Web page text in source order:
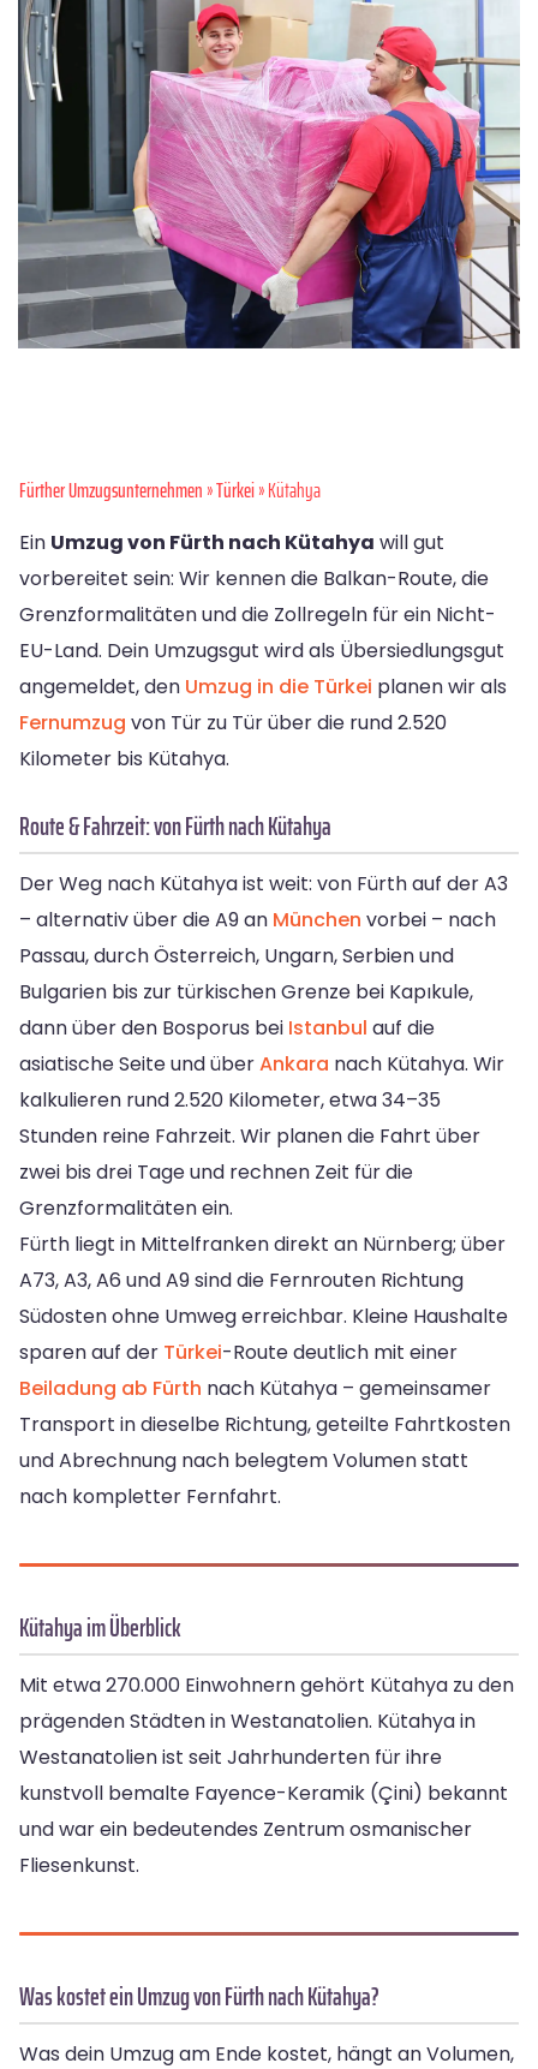
Fürther Umzugsunternehmen»Türkei» Kütahya
Ein Umzug von Fürth nach Kütahya will gut
vorbereitet sein: Wir kennen die Balkan-Route, die
Grenzformalitäten und die Zollregeln für ein Nicht-
EU-Land. Dein Umzugsgut wird als Übersiedlungsgut
angemeldet, den Umzug in die Türkei planen wir als
Fernumzug von Tür zu Tür über die rund 2.520
Kilometer bis Kütahya.
Route & Fahrzeit: von Fürth nach Kütahya
Der Weg nach Kütahya ist weit: von Fürth auf der A3
– alternativ über die A9 an München vorbei – nach
Passau, durch Österreich, Ungarn, Serbien und
Bulgarien bis zur türkischen Grenze bei Kapıkule,
dann über den Bosporus bei Istanbul auf die
asiatische Seite und überAnkara nach Kütahya. Wir
kalkulieren rund 2.520 Kilometer, etwa 34–35
Stunden reine Fahrzeit. Wir planen die Fahrt über
zwei bis drei Tage und rechnen Zeit für die
Grenzformalitäten ein.
Fürth liegt in Mittelfranken direkt an Nürnberg; über
A73, A3, A6 und A9 sind die Fernrouten Richtung
Südosten ohne Umweg erreichbar. Kleine Haushalte
sparen auf der Türkei-Route deutlich mit einer
Beiladung ab Fürth nach Kütahya – gemeinsamer
Transport in dieselbe Richtung, geteilte Fahrtkosten
und Abrechnung nach belegtem Volumen statt
nach kompletter Fernfahrt.
Kütahya im Überblick
Mit etwa 270.000 Einwohnern gehört Kütahya zu den
prägenden Städten in Westanatolien. Kütahya in
Westanatolien ist seit Jahrhunderten für ihre
kunstvoll bemalte Fayence-Keramik (Çini) bekannt
und war ein bedeutendes Zentrum osmanischer
Fliesenkunst.
Was kostet ein Umzug von Fürth nach Kütahya?
Was dein Umzug am Ende kostet, hängt an Volumen,